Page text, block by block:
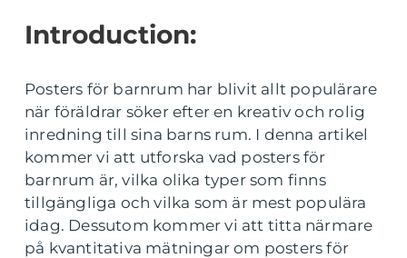
Introduction:
Posters för barnrum har blivit allt populärare
när föräldrar söker efter en kreativ och rolig
inredning till sina barns rum. I denna artikel
kommer vi att utforska vad posters för
barnrum är, vilka olika typer som finns
tillgängliga och vilka som är mest populära
idag. Dessutom kommer vi att titta närmare
på kvantitativa mätningar om posters för